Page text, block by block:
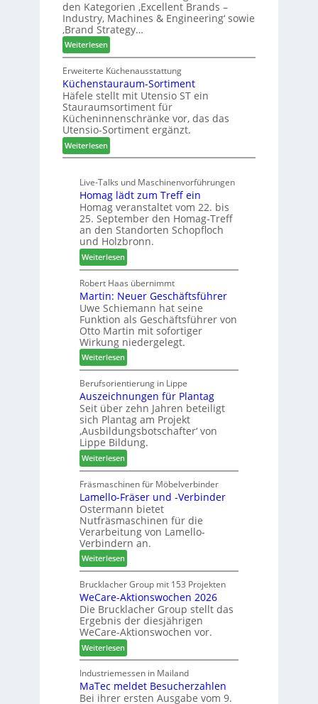
k
u
n
f
t
h
r
u
n
g
a
n
u
n
d
H
u
b
t
e
x
s
t
e
n
a
u
s
den Kategorien ‚Excellent Brands –
Industry, Machines & Engineering‘ sowie
‚Brand Strategy…
Weiterlesen:
Z
w
e
i
P
r
e
i
s
f
ü
r
W
e
m
h
ö
n
e
r
Erweiterte Küchenausstattung
Küchenstauraum-Sortiment
Häfele stellt mit Utensio ST ein
Stauraumsortiment für
Kücheninnenschränke vor, das das
Utensio-Sortiment ergänzt.
Weiterlesen:
K
c
h
e
n
s
t
a
u
r
a
u
m
-
S
o
r
t
i
m
e
n
t
Live-Talks und Maschinenvorführungen
Homag lädt zum Treff ein
Homag veranstaltet vom 22. bis
25. September den Homag-Treff
an den Standorten Schopfloch
und Holzbronn.
Weiterlesen:
H
o
m
a
g
l
ä
d
t
z
u
m
T
r
e
f
f
e
i
n
Robert Haas übernimmt
Martin: Neuer Geschäftsführer
Uwe Schiemann hat seine
Funktion als Geschäftsführer von
Otto Martin mit sofortiger
Wirkung niedergelegt.
Weiterlesen:
M
a
r
t
i
n
:
N
e
u
e
r
G
e
s
c
h
ä
f
t
s
f
ü
h
r
e
r
Berufsorientierung in Lippe
Auszeichnungen für Plantag
Seit über zehn Jahren beteiligt
sich Plantag am Projekt
‚Ausbildungsbotschafter‘ von
Lippe Bildung.
Weiterlesen:
A
u
s
z
e
i
c
h
n
u
n
g
e
n
f
ü
r
P
l
Fräsmaschinen für Möbelverbinder
Lamello-Fräser und -Verbinder
Ostermann bietet
Nutfräsmaschinen für die
Verarbeitung von Lamello-
Verbindern an.
Weiterlesen:
L
a
m
e
l
l
o
-
F
r
ä
Brucklacher Group mit 153 Projekten
WeCare-Aktionswochen 2026
Die Brucklacher Group stellt das
Ergebnis der diesjährigen
WeCare-Aktionswochen vor.
Weiterlesen:
W
e
C
a
Industriemessen in Mailand
MaTec meldet Besucherzahlen
Bei ihrer ersten Ausgabe vom 9.